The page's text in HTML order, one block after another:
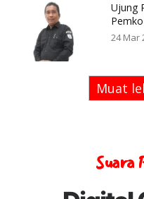
Ujung
24 Mar
Muat
Suara